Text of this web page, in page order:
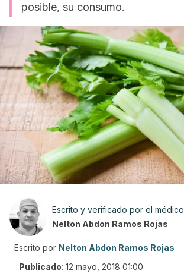
posible, su consumo.
Escrito y verificado por el médico
Nelton Abdon Ramos Rojas
Escrito por Nelton Abdon Ramos Rojas
Publicado: 12 mayo, 2018 01:00